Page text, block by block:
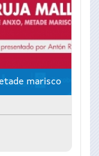
marisco